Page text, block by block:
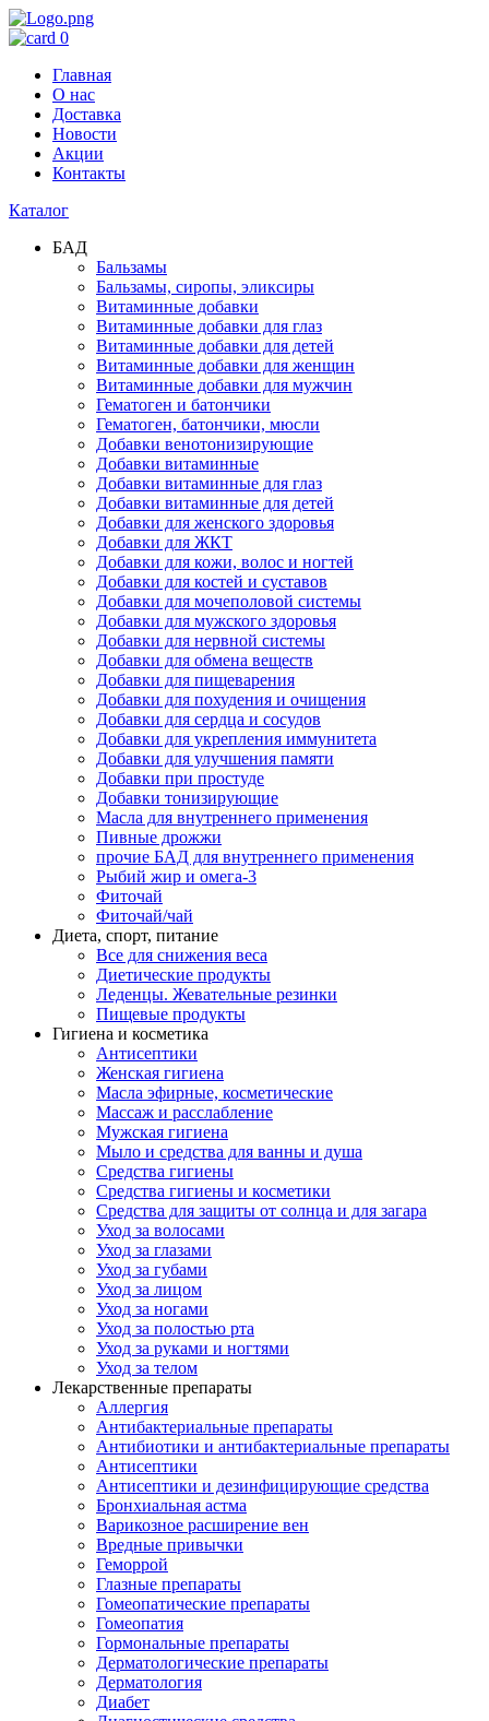
0
Главная
О нас
Доставка
Новости
Акции
Контакты
Каталог
БАД
Бальзамы
Бальзамы, сиропы, эликсиры
Витаминные добавки
Витаминные добавки для глаз
Витаминные добавки для детей
Витаминные добавки для женщин
Витаминные добавки для мужчин
Гематоген и батончики
Гематоген, батончики, мюсли
Добавки венотонизирующие
Добавки витаминные
Добавки витаминные для глаз
Добавки витаминные для детей
Добавки для женского здоровья
Добавки для ЖКТ
Добавки для кожи, волос и ногтей
Добавки для костей и суставов
Добавки для мочеполовой системы
Добавки для мужского здоровья
Добавки для нервной системы
Добавки для обмена веществ
Добавки для пищеварения
Добавки для похудения и очищения
Добавки для сердца и сосудов
Добавки для укрепления иммунитета
Добавки для улучшения памяти
Добавки при простуде
Добавки тонизирующие
Масла для внутреннего применения
Пивные дрожжи
прочие БАД для внутреннего применения
Рыбий жир и омега-3
Фиточай
Фиточай/чай
Диета, спорт, питание
Все для снижения веса
Диетические продукты
Леденцы. Жевательные резинки
Пищевые продукты
Гигиена и косметика
Антисептики
Женская гигиена
Масла эфирные, косметические
Массаж и расслабление
Мужская гигиена
Мыло и средства для ванны и душа
Средства гигиены
Средства гигиены и косметики
Средства для защиты от солнца и для загара
Уход за волосами
Уход за глазами
Уход за губами
Уход за лицом
Уход за ногами
Уход за полостью рта
Уход за руками и ногтями
Уход за телом
Лекарственные препараты
Аллергия
Антибактериальные препараты
Антибиотики и антибактериальные препараты
Антисептики
Антисептики и дезинфицирующие средства
Бронхиальная астма
Варикозное расширение вен
Вредные привычки
Геморрой
Глазные препараты
Гомеопатические препараты
Гомеопатия
Гормональные препараты
Дерматологические препараты
Дерматология
Диабет